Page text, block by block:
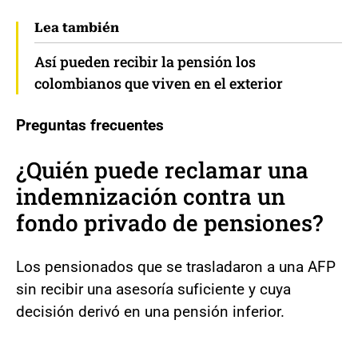
Lea también
Así pueden recibir la pensión los
colombianos que viven en el exterior
Preguntas frecuentes
¿Quién puede reclamar una
indemnización contra un
fondo privado de pensiones?
Los pensionados que se trasladaron a una AFP
sin recibir una asesoría suficiente y cuya
decisión derivó en una pensión inferior.